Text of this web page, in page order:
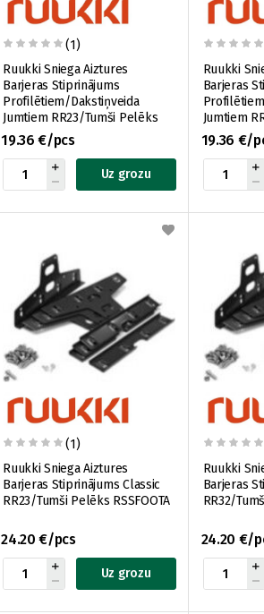
(1)
Ruukki Sniega Aiztures
Barjeras Stiprinājums
Profilētiem/Dakstiņveida
Jumtiem RR23/Tumši Pelēks
19.36 €/pcs
Uz grozu
Ruukki
Barjeras
Jumtiem
RSSFO
19.36 €/
(1)
Ruukki Sniega Aiztures
Barjeras Stiprinājums Classic
RR23/Tumši Pelēks RSSFOOTA
24.20 €/pcs
Uz grozu
Ruukki
Barjeras
RR32/
24.20 €/